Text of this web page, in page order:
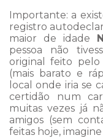
Importante: a
registro
maior de idade
pessoa não
original feito pelo
(mais barato e
local onde iria se
certidão num
muitas vezes já
amigos (sem
feitas hoje,